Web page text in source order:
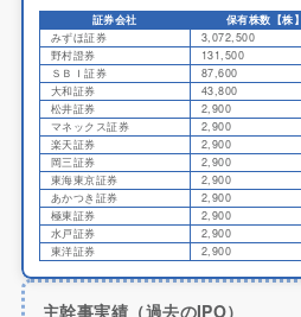
証券会社 保有株数【株】
みずほ証券
3,072,500
野村證券
131,500
ＳＢＩ証券
87,600
大和証券
43,800
松井証券
2,900
マネックス証券
2,900
楽天証券
2,900
岡三証券
2,900
東海東京証券
2,900
あかつき証券
2,900
極東証券
2,900
水戸証券
2,900
東洋証券
2,900
主幹事実績（過去のIPO）